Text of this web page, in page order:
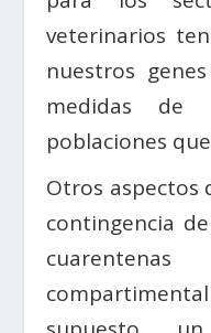
veterinarios
nuestros
medidas de
poblaciones
Otros aspectos
contingencia